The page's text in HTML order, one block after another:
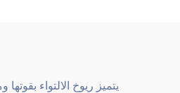
يتميز ريوخ الالتواء